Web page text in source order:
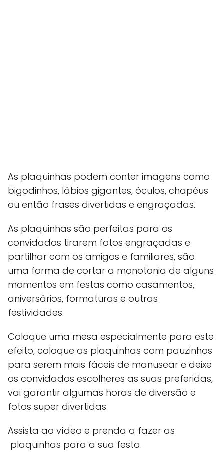
As plaquinhas podem conter imagens como
bigodinhos, lábios gigantes, óculos, chapéus
ou então frases divertidas e engraçadas.
As plaquinhas são perfeitas para os
convidados tirarem fotos engraçadas e
partilhar com os amigos e familiares, são
uma forma de cortar a monotonia de alguns
momentos em festas como casamentos,
aniversários, formaturas e outras
festividades.
Coloque uma mesa especialmente para este
efeito, coloque as plaquinhas com pauzinhos
para serem mais fáceis de manusear e deixe
os convidados escolheres as suas preferidas,
vai garantir algumas horas de diversão e
fotos super divertidas.
Assista ao vídeo e prenda a fazer as
plaquinhas para a sua festa.